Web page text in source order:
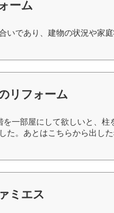
ーム
いであり、建物の状況や家
リフォーム
を一部屋にして欲しいと、
た。あとはこちらから出し
ミエス